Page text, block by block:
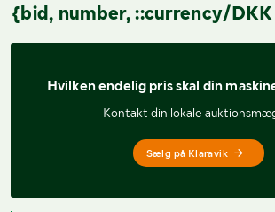
{bid, number, ::currency/
Hvilken endelig pris skal din
Kontakt din lokale
Sælg på Klaravik